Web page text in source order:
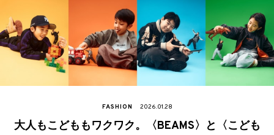
FASHION 2026.01.28
大人もこどももワクワク。〈BEAMS〉と〈こども